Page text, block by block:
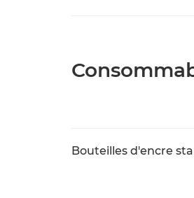
Bouteilles d'encre